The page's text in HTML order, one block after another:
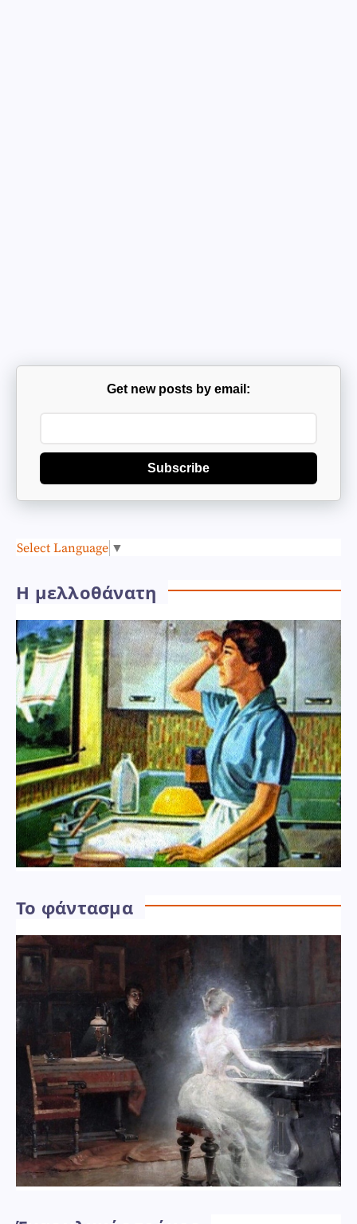
Get new posts by email:
Subscribe
Select Language ▼
Η μελλοθάνατη
Το φάντασμα